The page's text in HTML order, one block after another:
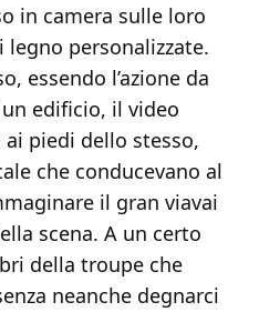
in camera sulle loro
personalizzate.
essendo l’azione da
edificio, il video
piedi dello stesso,
che conducevano al
il gran viavai
scena. A un certo
della troupe che
neanche degnarci